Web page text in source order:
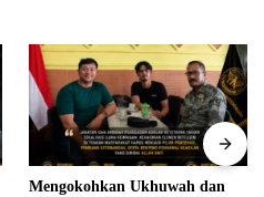
Mengokohkan Ukhuwah dan